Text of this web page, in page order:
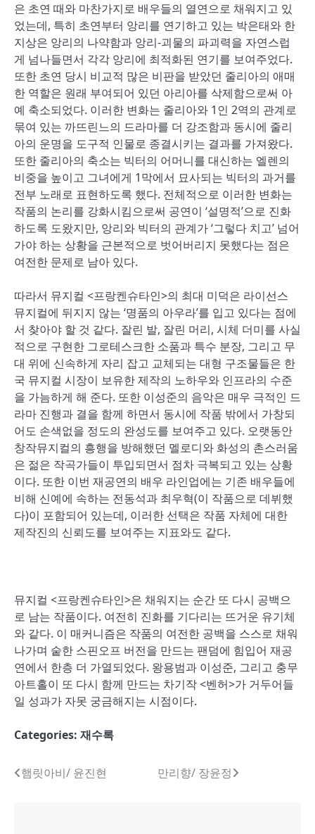
은 초연 때와 마찬가지로 배우들의 열연으로 채워지고 있
었는데, 특히 초연부터 앙리를 연기하고 있는 박은태와 한
지상은 앙리의 나약함과 앙리-괴물의 파괴력을 자연스럽
게 넘나들면서 각각 앙리에 최적화된 연기를 보여주었다.
또한 초연 당시 비교적 많은 비판을 받았던 줄리아의 애매
한 역할은 원래 부여되어 있던 아리아를 삭제함으로써 아
예 축소되었다. 이러한 변화는 줄리아와 1인 2역의 관계로
묶여 있는 까뜨린느의 드라마를 더 강조함과 동시에 줄리
아의 운명을 도구적 인물로 종결시키는 결과를 가져왔다.
또한 줄리아의 축소는 빅터의 어머니를 대신하는 엘렌의
비중을 높이고 그녀에게 1막에서 묘사되는 빅터의 과거를
전부 노래로 표현하도록 했다. 전체적으로 이러한 변화는
작품의 논리를 강화시킴으로써 공연이 ‘설명적’으로 진화
하도록 도왔지만, 앙리와 빅터의 관계가 ‘그렇다 치고’ 넘어
가야 하는 상황을 근본적으로 벗어버리지 못했다는 점은
여전한 문제로 남아 있다.
따라서 뮤지컬 <프랑켄슈타인>의 최대 미덕은 라이선스
뮤지컬에 뒤지지 않는 ‘명품의 아우라’를 입고 있다는 점에
서 찾아야 할 것 같다. 잘린 발, 잘린 머리, 시체 더미를 사실
적으로 구현한 그로테스크한 소품과 특수 분장, 그리고 무
대 위에 신속하게 자리 잡고 교체되는 대형 구조물들은 한
국 뮤지컬 시장이 보유한 제작의 노하우와 인프라의 수준
을 가늠하게 해 준다. 또한 이성준의 음악은 매우 극적인 드
라마 진행과 결을 함께 하면서 동시에 작품 밖에서 가창되
어도 손색없을 정도의 완성도를 보여주고 있다. 오랫동안
창작뮤지컬의 흥행을 방해했던 멜로디와 화성의 촌스러움
은 젊은 작곡가들이 투입되면서 점차 극복되고 있는 상황
이다. 또한 이번 재공연의 배우 라인업에는 기존 배우들에
비해 신예에 속하는 전동석과 최우혁(이 작품으로 데뷔했
다)이 포함되어 있는데, 이러한 선택은 작품 자체에 대한
제작진의 신뢰도를 보여주는 지표와도 같다.
뮤지컬 <프랑켄슈타인>은 채워지는 순간 또 다시 공백으
로 남는 작품이다. 여전히 진화를 기다리는 뜨거운 유기체
와 같다. 이 매커니즘은 작품의 여전한 공백을 스스로 채워
나가며 숱한 스핀오프 버전을 만드는 팬덤에 힘입어 재공
연에서 한층 더 가열되었다. 왕용범과 이성준, 그리고 충무
아트홀이 또 다시 함께 만드는 차기작 <벤허>가 거두어들
일 성과가 자못 궁금해지는 시점이다.
Categories: 재수록
글햄릿아비/ 윤진현 만리향/ 장윤정